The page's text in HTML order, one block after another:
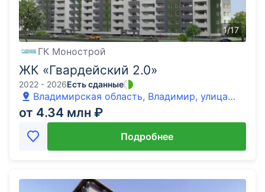
1/17
ГК Монострой
ЖК «Гвардейский 2.0»
2022 - 2026Есть сданные
Владимирская область, Владимир, улица
Всесвятская
от 4.34 млн ₽
Подробнее